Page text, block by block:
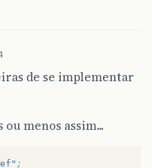
de se implementar
menos assim...
;